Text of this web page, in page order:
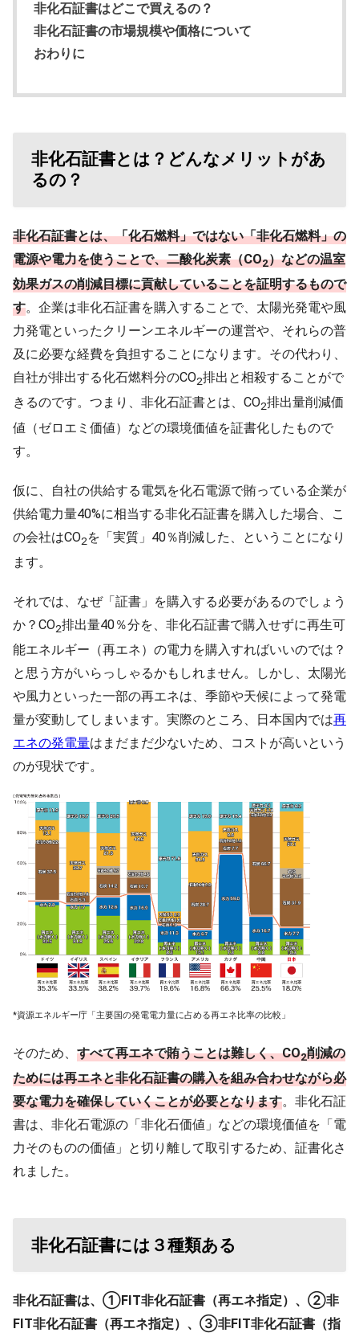
非化石証書はどこで買えるの？
非化石証書の市場規模や価格について
おわりに
非化石証書とは？どんなメリットがあ
るの？
非化石証書とは、「化石燃料」ではない「非化石燃料」の
電源や電力を使うことで、二酸化炭素（CO2）などの温室
効果ガスの削減目標に貢献していることを証明するもので
す。企業は非化石証書を購入することで、太陽光発電や風
力発電といったクリーンエネルギーの運営や、それらの普
及に必要な経費を負担することになります。その代わり、
自社が排出する化石燃料分のCO2排出と相殺することがで
きるのです。つまり、非化石証書とは、CO2排出量削減価
値（ゼロエミ価値）などの環境価値を証書化したもので
す。
仮に、自社の供給する電気を化石電源で賄っている企業が
供給電力量40%に相当する非化石証書を購入した場合、こ
の会社はCO2を「実質」40％削減した、ということになり
ます。
それでは、なぜ「証書」を購入する必要があるのでしょう
か？CO2排出量40％分を、非化石証書で購入せずに再生可
能エネルギー（再エネ）の電力を購入すればいいのでは？
と思う方がいらっしゃるかもしれません。しかし、太陽光
や風力といった一部の再エネは、季節や天候によって発電
量が変動してしまいます。実際のところ、日本国内では再
エネの発電量はまだまだ少ないため、コストが高いという
のが現状です。
*資源エネルギー庁「主要国の発電電力量に占める再エネ比率の比較」
そのため、 すべて再エネで賄うことは難しく、CO2削減の
ためには再エネと非化石証書の購入を組み合わせながら必
要な電力を確保していくことが必要となります。非化石証
書は、非化石電源の「非化石価値」などの環境価値を「電
力そのものの価値」と切り離して取引するため、証書化さ
れました。
非化石証書には３種類ある
非化石証書は、①FIT非化石証書（再エネ指定）、②非
FIT非化石証書（再エネ指定）、③非FIT非化石証書（指